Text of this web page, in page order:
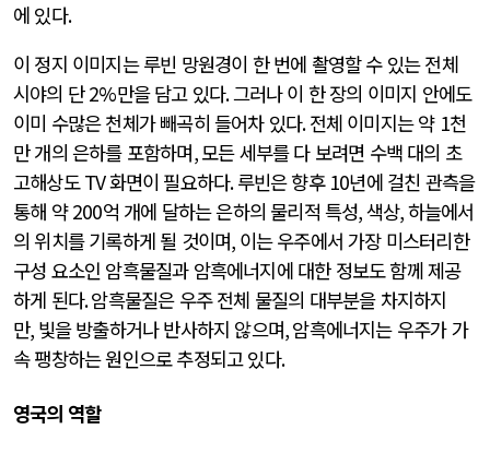
에 있다.
이 정지 이미지는 루빈 망원경이 한 번에 촬영할 수 있는 전체
시야의 단2%만을 담고 있다.그러나 이 한 장의 이미지 안에도
이미 수많은 천체가 빼곡히 들어차 있다.전체 이미지는 약 1천
만 개의 은하를 포함하며,모든 세부를 다 보려면 수백 대의 초
고해상도TV화면이 필요하다.루빈은 향후 10년에 걸친 관측을
통해 약200억 개에 달하는 은하의 물리적 특성,색상,하늘에서
의 위치를 기록하게 될 것이며, 이는 우주에서 가장 미스터리한
구성 요소인 암흑물질과 암흑에너지에 대한 정보도 함께 제공
하게 된다.암흑물질은 우주 전체 물질의 대부분을 차지하지
만, 빛을 방출하거나 반사하지 않으며,암흑에너지는 우주가 가
속 팽창하는 원인으로 추정되고 있다.
영국의 역할